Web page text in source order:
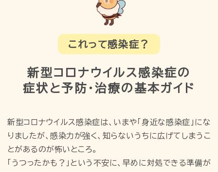
これって感染症？
新型コロナウイルス感染症の
症状と予防・治療の基本ガイド
新型コロナウイルス感染症は、いまや「身近な感染症」にな
りましたが、感染力が強く、知らないうちに広げてしまうこ
とがあるのが怖いところ。
「うつったかも？」という不安に、早めに対処できる準備が